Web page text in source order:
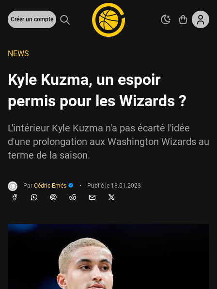
Créer un compte
NEWS
Kyle Kuzma, un espoir
permis pour les Wizards ?
L'intérieur Kyle Kuzma n'a pas écarté l'idée
d'une prolongation aux Washington Wizards au
terme de la saison.
Par Cédric Emés • Publié le 18.01.2023